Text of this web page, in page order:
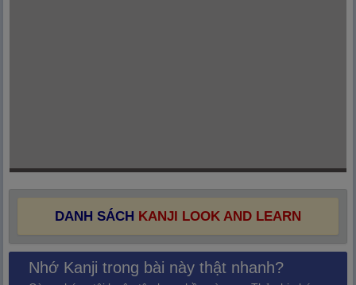
DANH SÁCH KANJI LOOK AND LEARN
Nhớ Kanji trong bài này thật nhanh?